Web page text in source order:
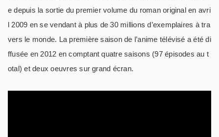
e depuis la sortie du premier volume du roman original en avri
l 2009 en se vendant à plus de 30 millions d’exemplaires à tra
vers le monde. La première saison de l’anime télévisé a été di
ffusée en 2012 en comptant quatre saisons (97 épisodes au t
otal) et deux oeuvres sur grand écran.